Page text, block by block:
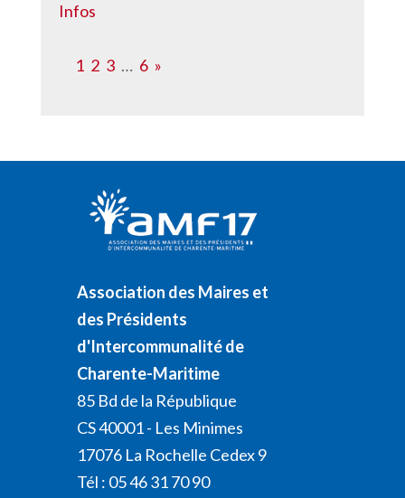
Infos
1 2 3 … 6 »
Association des Maires et
des Présidents
d'Intercommunalité de
Charente-Maritime
85 Bd de la République
CS 40001 - Les Minimes
17076 La Rochelle Cedex 9
Tél : 05 46 31 70 90